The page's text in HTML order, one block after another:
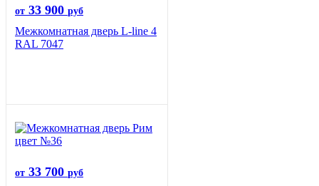
от 33 900 руб
Межкомнатная дверь L-line 4
RAL 7047
от 33 700 руб